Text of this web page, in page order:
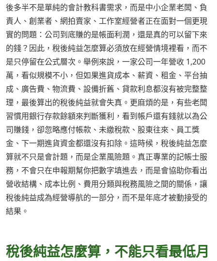
後多半不是單純的會計教科書需求，而是中小企業老闆、負
責人、創業者、網拍賣家、工作室經營者正在面對一個更現
實的問題：公司到底賺的是帳面利潤，還是真的可以留下來
的錢？因此，稅後純益怎麼算必須放在經營情境裡看，而不
是只停留在公式層次。舉例來說，一家公司一年營收 1,200
萬，看似規模不小，但如果進貨成本、薪資、租金、平台抽
成、廣告費、物流費、設備折舊、貸款利息都沒有被完整整
理，最後算出的稅後純益就會失真。更麻煩的是，有些老闆
習慣用銀行存款餘額來判斷獲利，看到帳戶還有錢就以為公
司賺錢，卻忽略應付帳款、未繳稅款、股東往來、員工獎
金、下一期進貨資金都還沒有扣除。這時候，稅後純益怎麼
算就不只是會計題，而是企業風險題。真正專業的記帳士服
務，不會只在申報期幫你把數字填進去，而是會協助你看出
營收結構、成本比例、費用分類與稅務風險之間的關係，讓
稅後純益成為經營導航的一部分，而不是年底才被動接受的
結果。
稅後純益怎麼算，不能只看最低月